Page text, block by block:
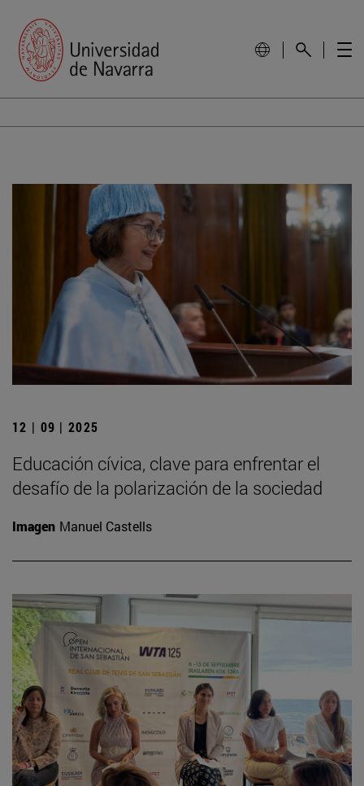
12 | 09 | 2025
Educación cívica, clave para enfrentar el
desafío de la polarización de la sociedad
Imagen Manuel Castells